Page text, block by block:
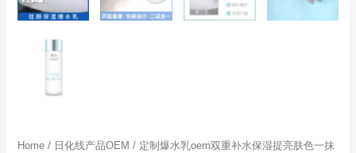
Home/ 日化线产品OEM / 定制爆水乳oem双重补水保湿提亮肤色一抹